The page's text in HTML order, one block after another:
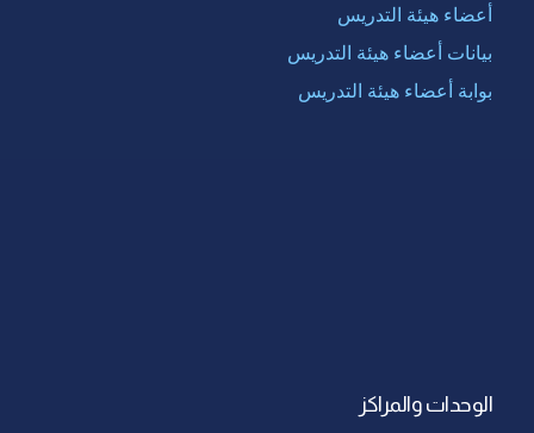
أعضاء هيئة التدريس
بيانات أعضاء هيئة التدريس
بوابة أعضاء هيئة التدريس
الوحدات والمراكز